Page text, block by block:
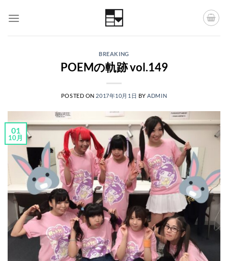
BREAKING
POEMの軌跡 vol.149
POSTED ON 2017年10月1日 BY ADMIN
01
10月